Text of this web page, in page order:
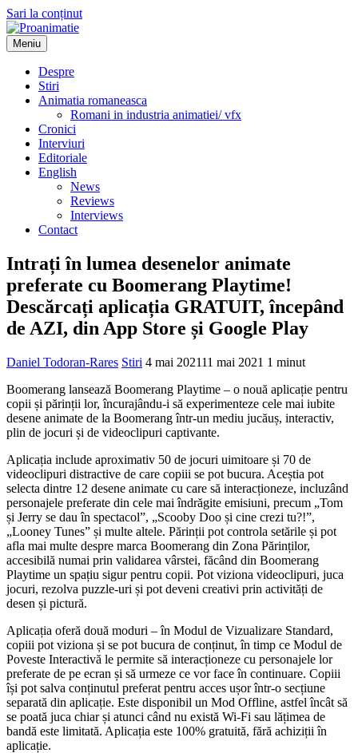
Sari la conținut
Proanimatie
Stiri despre filme de animatie
Meniu
Despre
Stiri
Animatia romaneasca
Romani in industria animatiei/ vfx
Cronici
Interviuri
Editoriale
English
News
Reviews
Interviews
Contact
Intrați în lumea desenelor animate
preferate cu Boomerang Playtime!
Descărcați aplicația GRATUIT, începând
de AZI, din App Store și Google Play
Daniel Todoran-Rares Stiri 4 mai 202111 mai 2021 1 minut
Boomerang lansează Boomerang Playtime – o nouă aplicație pentru
copii și părinții lor, încurajându-i să experimenteze cele mai iubite
desene animate de la Boomerang într-un mediu jucăuș, interactiv,
plin de jocuri și de videoclipuri captivante.
Aplicația include aproximativ 50 de jocuri uimitoare și 70 de
videoclipuri distractive de care copiii se pot bucura. Aceștia pot
selecta dintre 12 desene animate cu care să interacționeze, incluzând
personajele preferate din cele mai îndrăgite emisiuni, precum „Tom
și Jerry se dau în spectacol”, „Scooby Doo și cine crezi tu?!”,
„Looney Tunes” și multe altele. Părinții pot controla setările și pot
afla mai multe despre marca Boomerang din Zona Părinților,
accesibilă numai prin validarea vârstei, făcând din Boomerang
Playtime un spațiu sigur pentru copii. Pot viziona videoclipuri, juca
jocuri, rezolva puzzle-uri și pot deveni creativi prin activități de
desen și pictură.
Aplicația oferă două moduri – în Modul de Vizualizare Standard,
copiii pot viziona și se pot bucura de conținut, în timp ce Modul de
Poveste Interactivă le permite să interacționeze cu personajele lor
preferate de pe ecran și să urmeze ce vor face în continuare. Copiii
își pot salva conținutul preferat pentru acces ușor într-o secțiune
separată din aplicație. Este disponibil un Mod Offline, astfel încât să
se poată juca chiar și atunci când nu există Wi-Fi sau lățimea de
bandă este limitată. Aplicația este 100% gratuită, fără achiziții în
aplicație.